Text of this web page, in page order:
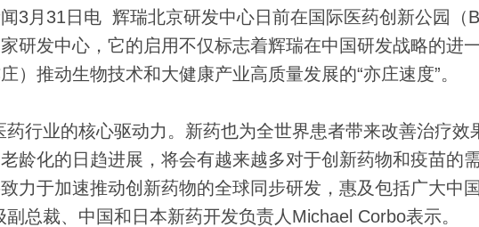
月31日电 辉瑞北京研发中心日前在国际医药创新公园（
研发中心，它的启用不仅标志着辉瑞在中国研发战略的进
）推动生物技术和大健康产业高质量发展的“亦庄速度”。
业的核心驱动力。新药也为全世界患者带来改善治疗效
龄化的日趋进展，将会有越来越多对于创新药物和疫苗的
力于加速推动创新药物的全球同步研发，惠及包括广大中
副总裁、中国和日本新药开发负责人Michael Corbo表示。